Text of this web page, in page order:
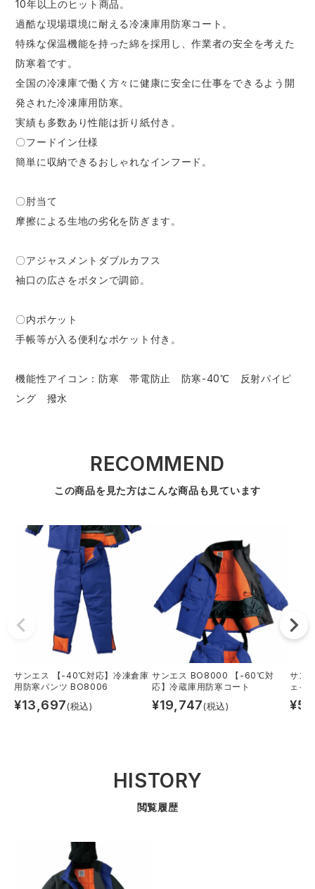
10年以上のヒット商品。
過酷な現場環境に耐える冷凍庫用防寒コート。
特殊な保温機能を持った綿を採用し、作業者の安全を考えた
防寒着です。
全国の冷凍庫で働く方々に健康に安全に仕事をできるよう開
発された冷凍庫用防寒。
実績も多数あり性能は折り紙付き。
〇フードイン仕様
簡単に収納できるおしゃれなインフード。
〇肘当て
摩擦による生地の劣化を防ぎます。
〇アジャスメントダブルカフス
袖口の広さをボタンで調節。
〇内ポケット
手帳等が入る便利なポケット付き。
機能性アイコン：防寒 帯電防止 防寒-40℃ 反射パイピ
ング 撥水
RECOMMEND
この商品を見た方はこんな商品も見ています
サンエス 【-40℃対応】冷凍倉庫
用防寒パンツ BO8006
¥13,697(税込)
サンエス BO8000 【-60℃対
応】冷蔵庫用防寒コート
¥19,747(税込)
サン
ェイ
¥
HISTORY
閲覧履歴